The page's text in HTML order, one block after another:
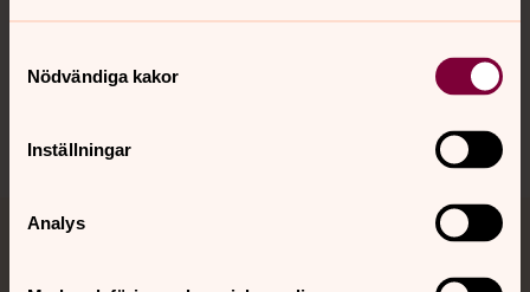
Nödvändiga kakor
Inställningar
Analys
Sociala kanaler